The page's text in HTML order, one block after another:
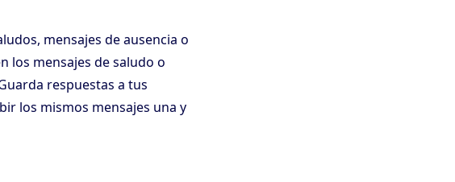
mensajes de ausencia o
los mensajes de saludo o
respuestas a tus
los mismos mensajes una y